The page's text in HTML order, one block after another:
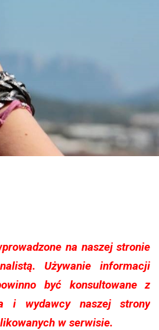
na naszej stronie
Używanie informacji
być konsultowane z
i wydawcy naszej strony
w serwisie.